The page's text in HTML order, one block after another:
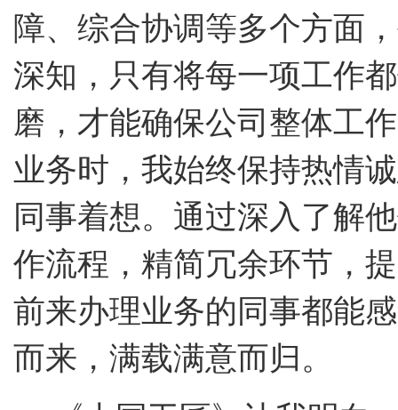
障、综合协调等多个方面
深知，只有将每一项工作
磨，才能确保公司整体工
业务时，我始终保持热情
同事着想。通过深入了解
作流程，精简冗余环节，
前来办理业务的同事都能
而来，满载满意而归。